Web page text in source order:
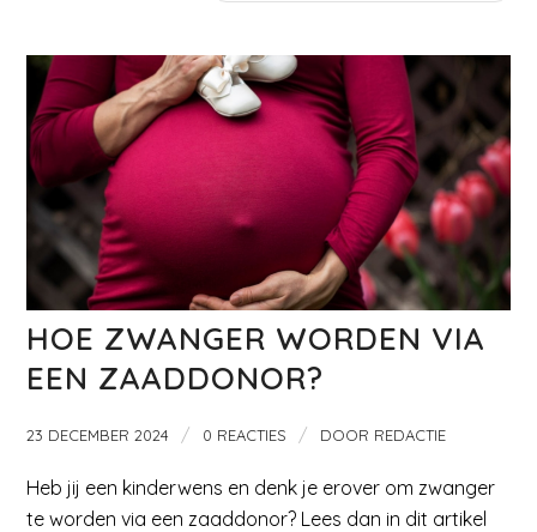
HOE ZWANGER WORDEN VIA
EEN ZAADDONOR?
23 DECEMBER 2024 / 0 REACTIES / DOOR REDACTIE
Heb jij een kinderwens en denk je erover om zwanger
te worden via een zaaddonor? Lees dan in dit artikel